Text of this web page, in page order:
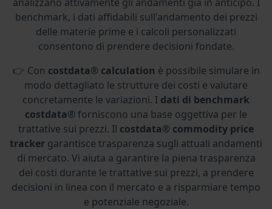
benchmark, i dati affidabili sull'andamento dei prezzi
delle materie prime e i calcoli personalizzati
consentono di prendere decisioni fondate.
👉 Con costdata® calculation è possibile simulare in
modo dettagliato le strutture dei costi e valutare
concretamente le variazioni. I dati di benchmark
costdata® forniscono una base oggettiva per le
trattative sui prezzi. Il costdata® commodity price
tracker garantisce trasparenza sugli attuali andamenti
di mercato. Vi aiuta a garantire la piena trasparenza
dei costi durante le trattative sui prezzi, a prendere
decisioni in linea con il mercato e a risparmiare tempo
e potenziale negoziale.